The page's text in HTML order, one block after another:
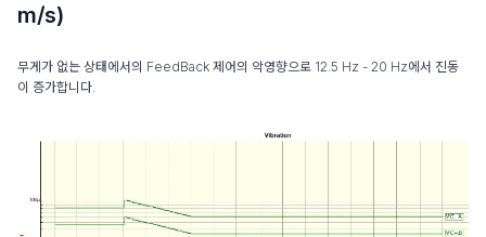
m/s)
무게가 없는 상태에서의 FeedBack 제어의 악영향으로 12.5 Hz - 20 Hz에서 진동
이 증가합니다.